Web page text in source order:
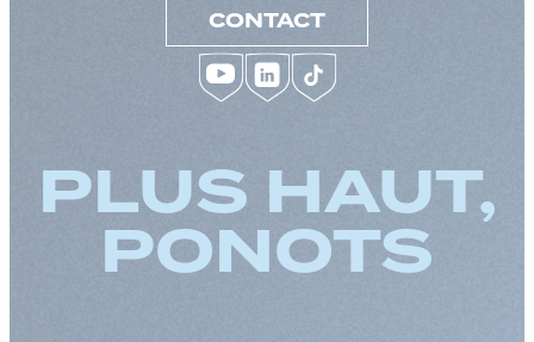
CONTACT
PLUS HAUT,
PONOTS